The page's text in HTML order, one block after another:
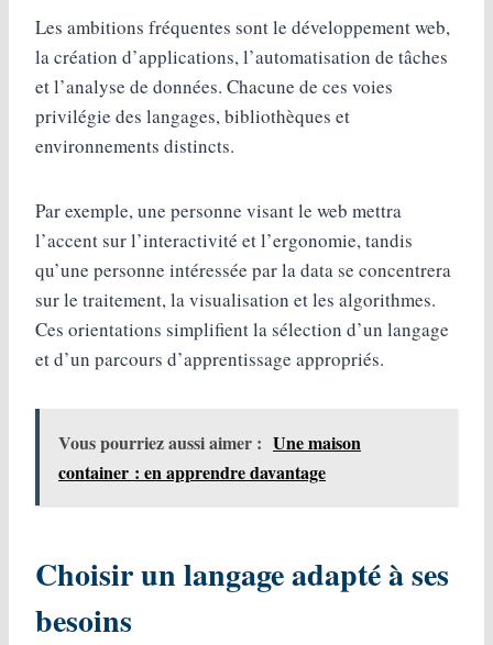
Les ambitions fréquentes sont le développement web,
la création d’applications, l’automatisation de tâches
et l’analyse de données. Chacune de ces voies
privilégie des langages, bibliothèques et
environnements distincts.
Par exemple, une personne visant le web mettra
l’accent sur l’interactivité et l’ergonomie, tandis
qu’une personne intéressée par la data se concentrera
sur le traitement, la visualisation et les algorithmes.
Ces orientations simplifient la sélection d’un langage
et d’un parcours d’apprentissage appropriés.
Vous pourriez aussi aimer : Une maison
container : en apprendre davantage
Choisir un langage adapté à ses
besoins